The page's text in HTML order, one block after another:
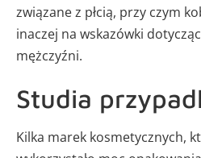
związane z płcią, przy czym
inaczej na wskazówki
mężczyźni.
Studia
Kilka marek kosmetycznych,